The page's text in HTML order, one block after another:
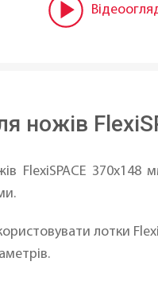
ножів
FlexiSPACE 370x148
лотки